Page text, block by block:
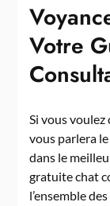
Votre
Si vous
vous parlera
dans le
gratuite chat
l’ensemble